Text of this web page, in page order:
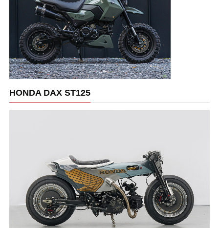
HONDA DAX ST125